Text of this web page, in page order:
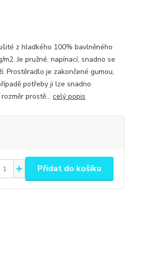
z hladkého 100% bavlněného
Je pružné, napínací, snadno se
Prostěradlo je zakončené gumou,
potřeby ji lze snadno
prostě... celý popis
Přidat do košíku